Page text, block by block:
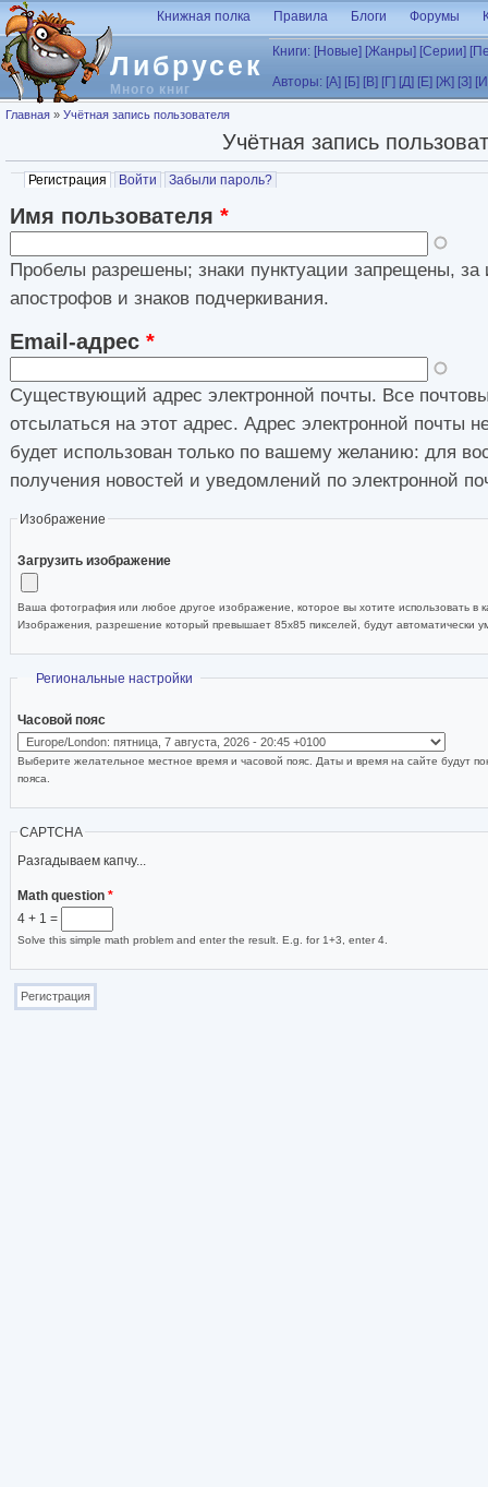
Перейти к основному содержанию
Либрусек
Много книг
Книжная полка Правила Блоги Форумы
Книги: [Новые] [Жанры] [Серии]
Авторы: [А] [Б] [В] [Г] [Д] [Е] [Ж] [З]
Вы здесь
Главная » Учётная запись пользователя
Учётная запись
Главные вкладки
Регистрация (активная вкладка)
Войти Забыли пароль?
Имя пользователя *
Пробелы разрешены; знаки пунктуации запрещены, за
апострофов и знаков подчеркивания.
Email-адрес *
Существующий адрес электронной почты. Все
отсылаться на этот адрес. Адрес электронной почты
будет использован только по вашему желанию: для
получения новостей и уведомлений по электронной
Изображение
Загрузить изображение
Ваша фотография или любое другое изображение, которое вы хотите использовать в
Изображения, разрешение который превышает 85x85 пикселей, будут автоматически
Скрыть
Региональные настройки
Часовой пояс
Выберите желательное местное время и часовой пояс. Даты и время на сайте будут
пояса.
CAPTCHA
Разгадываем капчу...
Math question *
4 + 1 =
Solve this simple math problem and enter the result. E.g. for 1+3, enter 4.